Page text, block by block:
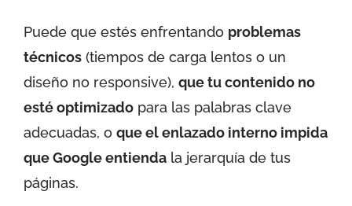
Puede que estés enfrentando problemas
técnicos (tiempos de carga lentos o un
diseño no responsive), que tu contenido no
esté optimizado para las palabras clave
adecuadas, o que el enlazado interno impida
que Google entienda la jerarquía de tus
páginas.